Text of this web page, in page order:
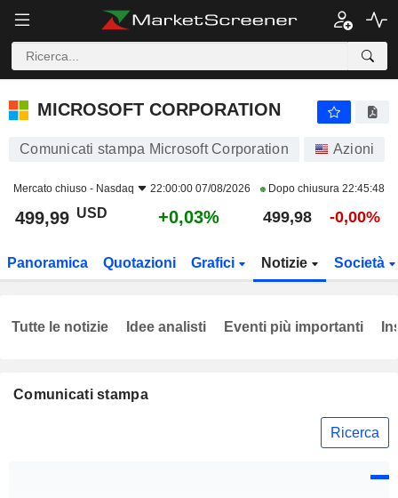
MICROSOFT CORPORATION
MICROSOFT CORPORATION
Comunicati stampa Microsoft Corporation Azioni
Mercato chiuso - Nasdaq 22:00:00 07/08/2026 Dopo chiusura 22:45:48
499,99 USD +0,03% 499,98 -0,00%
Panoramica Quotazioni Grafici Notizie Società
Comunicati stampa
Ricerca
Tutte le notizie Idee analisti Eventi più importanti